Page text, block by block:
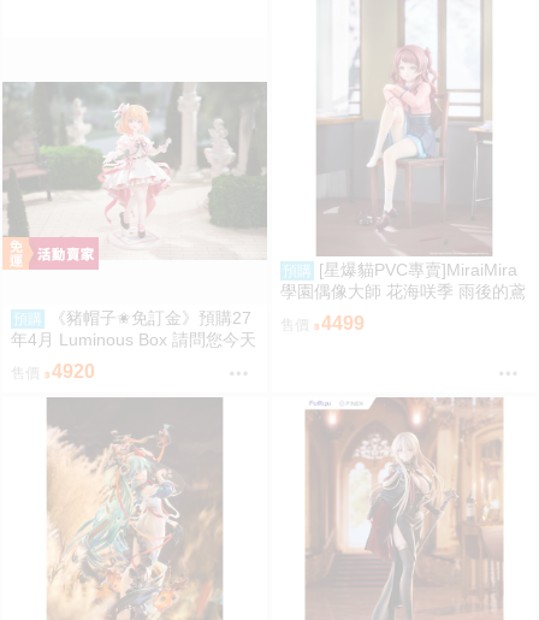
預購
《豬帽子✬免訂金》預購27
年4月 Luminous Box 請問您今天
要來點兔子嗎？ 心愛 禮服Ver 1/
7 0906
售價 4920
預購
[星爆貓PVC專賣]MiraiMira
學園偶像大師 花海咲季 雨後的鳶
尾花 特訓前Ver. 1/7 預計2027/07
到貨
售價 4499